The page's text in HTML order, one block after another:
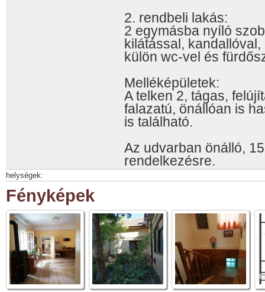
2. rendbeli lakás:
2 egymásba nyíló
kilátással,
külön wc-vel és
Melléképületek:
A telken 2, tágas,
falazatú, önállóan is
is található.
Az udvarban önálló,
rendelkezésre.
helységek:
Fényképek